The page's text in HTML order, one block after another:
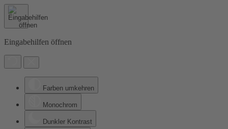
Eingabehilfen öffnen
Farben umkehren
Monochrom
Dunkler Kontrast